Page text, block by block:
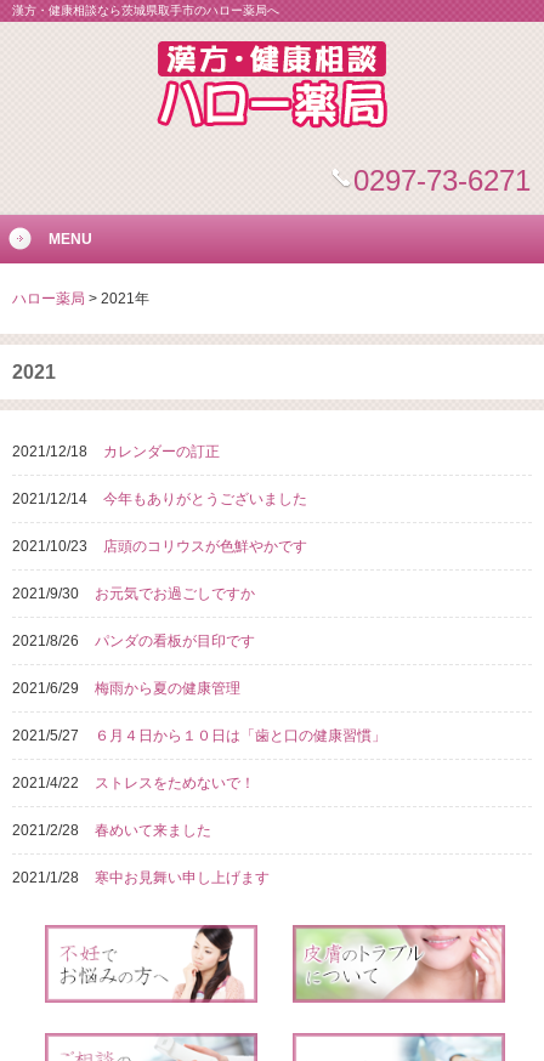
漢方・健康相談なら茨城県取手市のハロー薬局へ
0297-73-6271
MENU
ハロー薬局 > 2021年
2021
2021/12/18 カレンダーの訂正
2021/12/14 今年もありがとうございました
2021/10/23 店頭のコリウスが色鮮やかです
2021/9/30 お元気でお過ごしですか
2021/8/26 パンダの看板が目印です
2021/6/29 梅雨から夏の健康管理
2021/5/27 ６月４日から１０日は「歯と口の健康習慣」
2021/4/22 ストレスをためないで！
2021/2/28 春めいて来ました
2021/1/28 寒中お見舞い申し上げます